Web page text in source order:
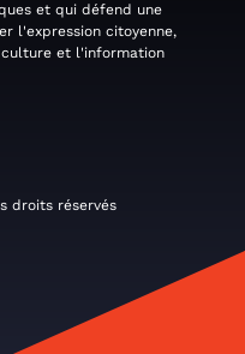
et qui défend une
l'expression citoyenne,
et l'information
droits réservés